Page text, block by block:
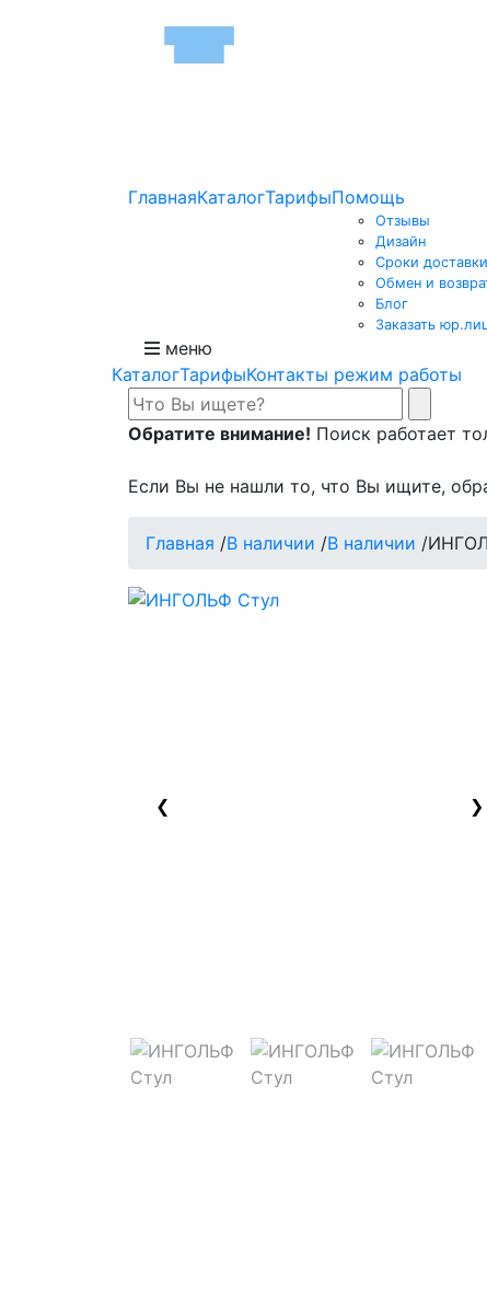
ГлавнаяКаталогТарифыПомощь
Отзывы
Дизайн
Сроки доставки
Обмен и
Блог
Заказать
меню
КаталогТарифыКонтакты режим работы
Обратите внимание! Поиск работает
Если Вы не нашли то, что Вы ищите,
Главная /В наличии /В наличии /
❮ ❯